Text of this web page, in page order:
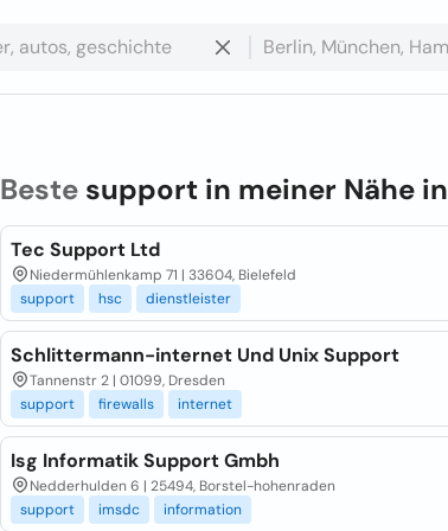
Beste support in meiner Nähe in
Tec Support Ltd
Niedermühlenkamp 71 | 33604, Bielefeld
support
hsc dienstleister
Schlittermann-internet Und Unix Support
Tannenstr 2 | 01099, Dresden
support
firewalls internet
Isg Informatik Support Gmbh
Nedderhulden 6 | 25494, Borstel-hohenraden
support
imsdc information